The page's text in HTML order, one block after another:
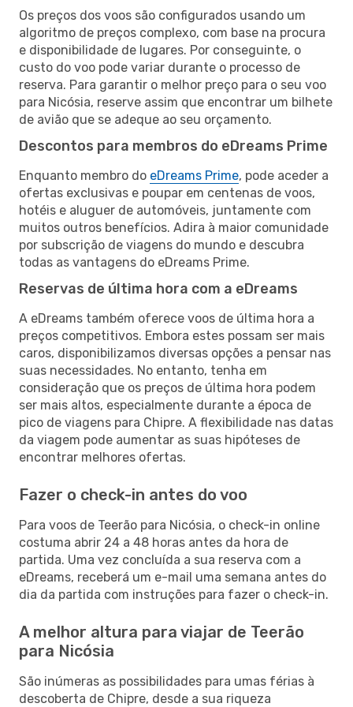
Os preços dos voos são configurados usando um
algoritmo de preços complexo, com base na procura
e disponibilidade de lugares. Por conseguinte, o
custo do voo pode variar durante o processo de
reserva. Para garantir o melhor preço para o seu voo
para Nicósia, reserve assim que encontrar um bilhete
de avião que se adeque ao seu orçamento.
Descontos para membros do eDreams Prime
Enquanto membro do eDreams Prime, pode aceder a
ofertas exclusivas e poupar em centenas de voos,
hotéis e aluguer de automóveis, juntamente com
muitos outros benefícios. Adira à maior comunidade
por subscrição de viagens do mundo e descubra
todas as vantagens do eDreams Prime.
Reservas de última hora com a eDreams
A eDreams também oferece voos de última hora a
preços competitivos. Embora estes possam ser mais
caros, disponibilizamos diversas opções a pensar nas
suas necessidades. No entanto, tenha em
consideração que os preços de última hora podem
ser mais altos, especialmente durante a época de
pico de viagens para Chipre. A flexibilidade nas datas
da viagem pode aumentar as suas hipóteses de
encontrar melhores ofertas.
Fazer o check-in antes do voo
Para voos de Teerão para Nicósia, o check-in online
costuma abrir 24 a 48 horas antes da hora de
partida. Uma vez concluída a sua reserva com a
eDreams, receberá um e-mail uma semana antes do
dia da partida com instruções para fazer o check-in.
A melhor altura para viajar de Teerão
para Nicósia
São inúmeras as possibilidades para umas férias à
descoberta de Chipre, desde a sua riqueza